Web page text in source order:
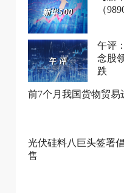
（
午评
念股
跌
前7个月我国货物贸易
光伏硅料八巨头签署
售